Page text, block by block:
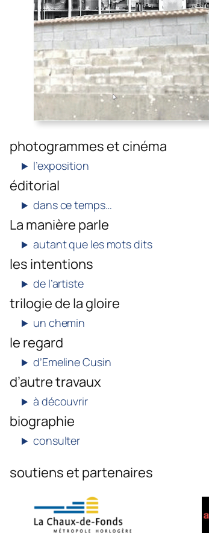
photogrammes et cinéma
l’exposition
éditorial
dans ce temps…
La manière parle
autant que les mots dits
les intentions
de l’artiste
trilogie de la gloire
un chemin
le regard
d’Emeline Cusin
d’autre travaux
à découvrir
biographie
consulter
soutiens et partenaires